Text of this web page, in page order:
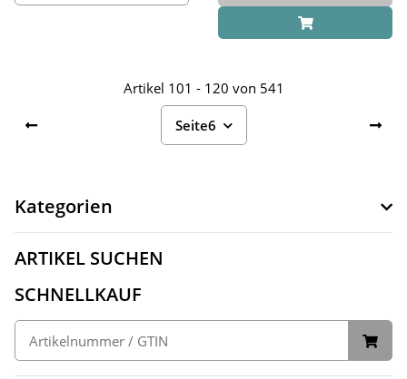
Artikel 101 - 120 von 541
Seite6
Kategorien
ARTIKEL SUCHEN
SCHNELLKAUF